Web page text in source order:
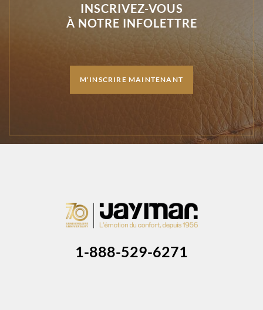
INSCRIVEZ-VOUS
À NOTRE INFOLETTRE
M'INSCRIRE MAINTENANT
1-888-529-6271